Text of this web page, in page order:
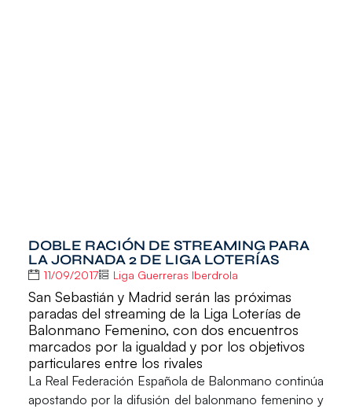
DOBLE RACIÓN DE STREAMING PARA
LA JORNADA 2 DE LIGA LOTERÍAS
11/09/2017 Liga Guerreras Iberdrola
San Sebastián y Madrid serán las próximas
paradas del streaming de la Liga Loterías de
Balonmano Femenino, con dos encuentros
marcados por la igualdad y por los objetivos
particulares entre los rivales
La Real Federación Española de Balonmano continúa
apostando por la difusión del balonmano femenino y